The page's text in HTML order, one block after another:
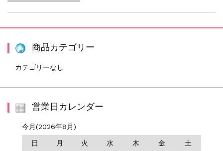
商品カテゴリー
カテゴリーなし
営業日カレンダー
今月(2026年8月)
日 月 火 水 木 金 土